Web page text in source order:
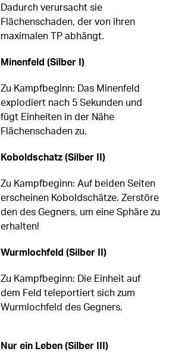
Dadurch verursacht sie
Flächenschaden, der von ihren
maximalen TP abhängt.
Minenfeld (Silber I)
Zu Kampfbeginn: Das Minenfeld
explodiert nach 5 Sekunden und
fügt Einheiten in der Nähe
Flächenschaden zu.
Koboldschatz (Silber II)
Zu Kampfbeginn: Auf beiden Seiten
erscheinen Koboldschätze. Zerstöre
den des Gegners, um eine Sphäre zu
erhalten!
Wurmlochfeld (Silber II)
Zu Kampfbeginn: Die Einheit auf
dem Feld teleportiert sich zum
Wurmlochfeld des Gegners.
Nur ein Leben (Silber III)